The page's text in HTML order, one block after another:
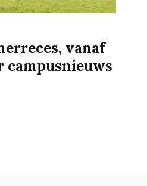
vanaf
campusnieuws